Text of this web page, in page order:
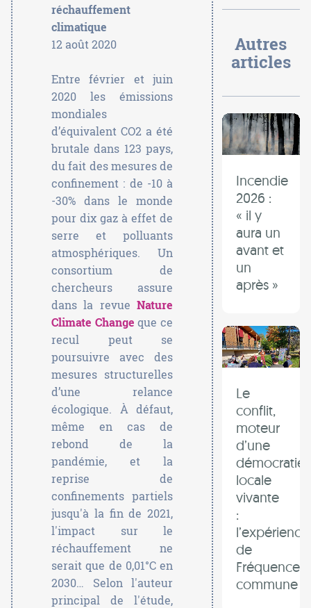
réchauffement
climatique
12 août 2020
Entre février et juin
2020 les émissions
mondiales
d’équivalent CO2 a été
brutale dans 123 pays,
du fait des mesures de
confinement : de -10 à
-30% dans le monde
pour dix gaz à effet de
serre et polluants
atmosphériques. Un
consortium de
chercheurs assure
dans la revueNature
Climate Change que ce
recul peut se
poursuivre avec des
mesures structurelles
d’une relance
écologique. À défaut,
même en cas de
rebond de la
pandémie, et la
reprise de
confinements partiels
jusqu'à la fin de 2021,
l'impact sur le
réchauffement ne
serait que de 0,01°C en
2030… Selon l'auteur
principal de l'étude,
Autres
articles
Incendie
2026 :
« il y
aura un
avant et
un
après »
Le
conflit,
moteur
d’une
démocratie
locale
vivante
:
l’expérience
de
Fréquence
commune